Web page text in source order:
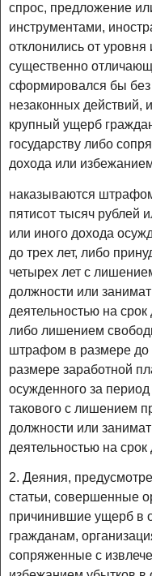
спрос, предложение
инструментами,
отклонились от
существенно
сформировался бы
незаконных действий,
крупный ущерб
государству либо
дохода или
наказываются
пятисот тысяч рублей
или иного дохода
до трех лет, либо
четырех лет с
должности или
деятельностью на срок
либо лишением
штрафом в размере до
размере заработной
осужденного за
такового с лишением
должности или
деятельностью на срок
2. Деяния,
статьи, совершенные
причинившие ущерб в
гражданам,
сопряженные с